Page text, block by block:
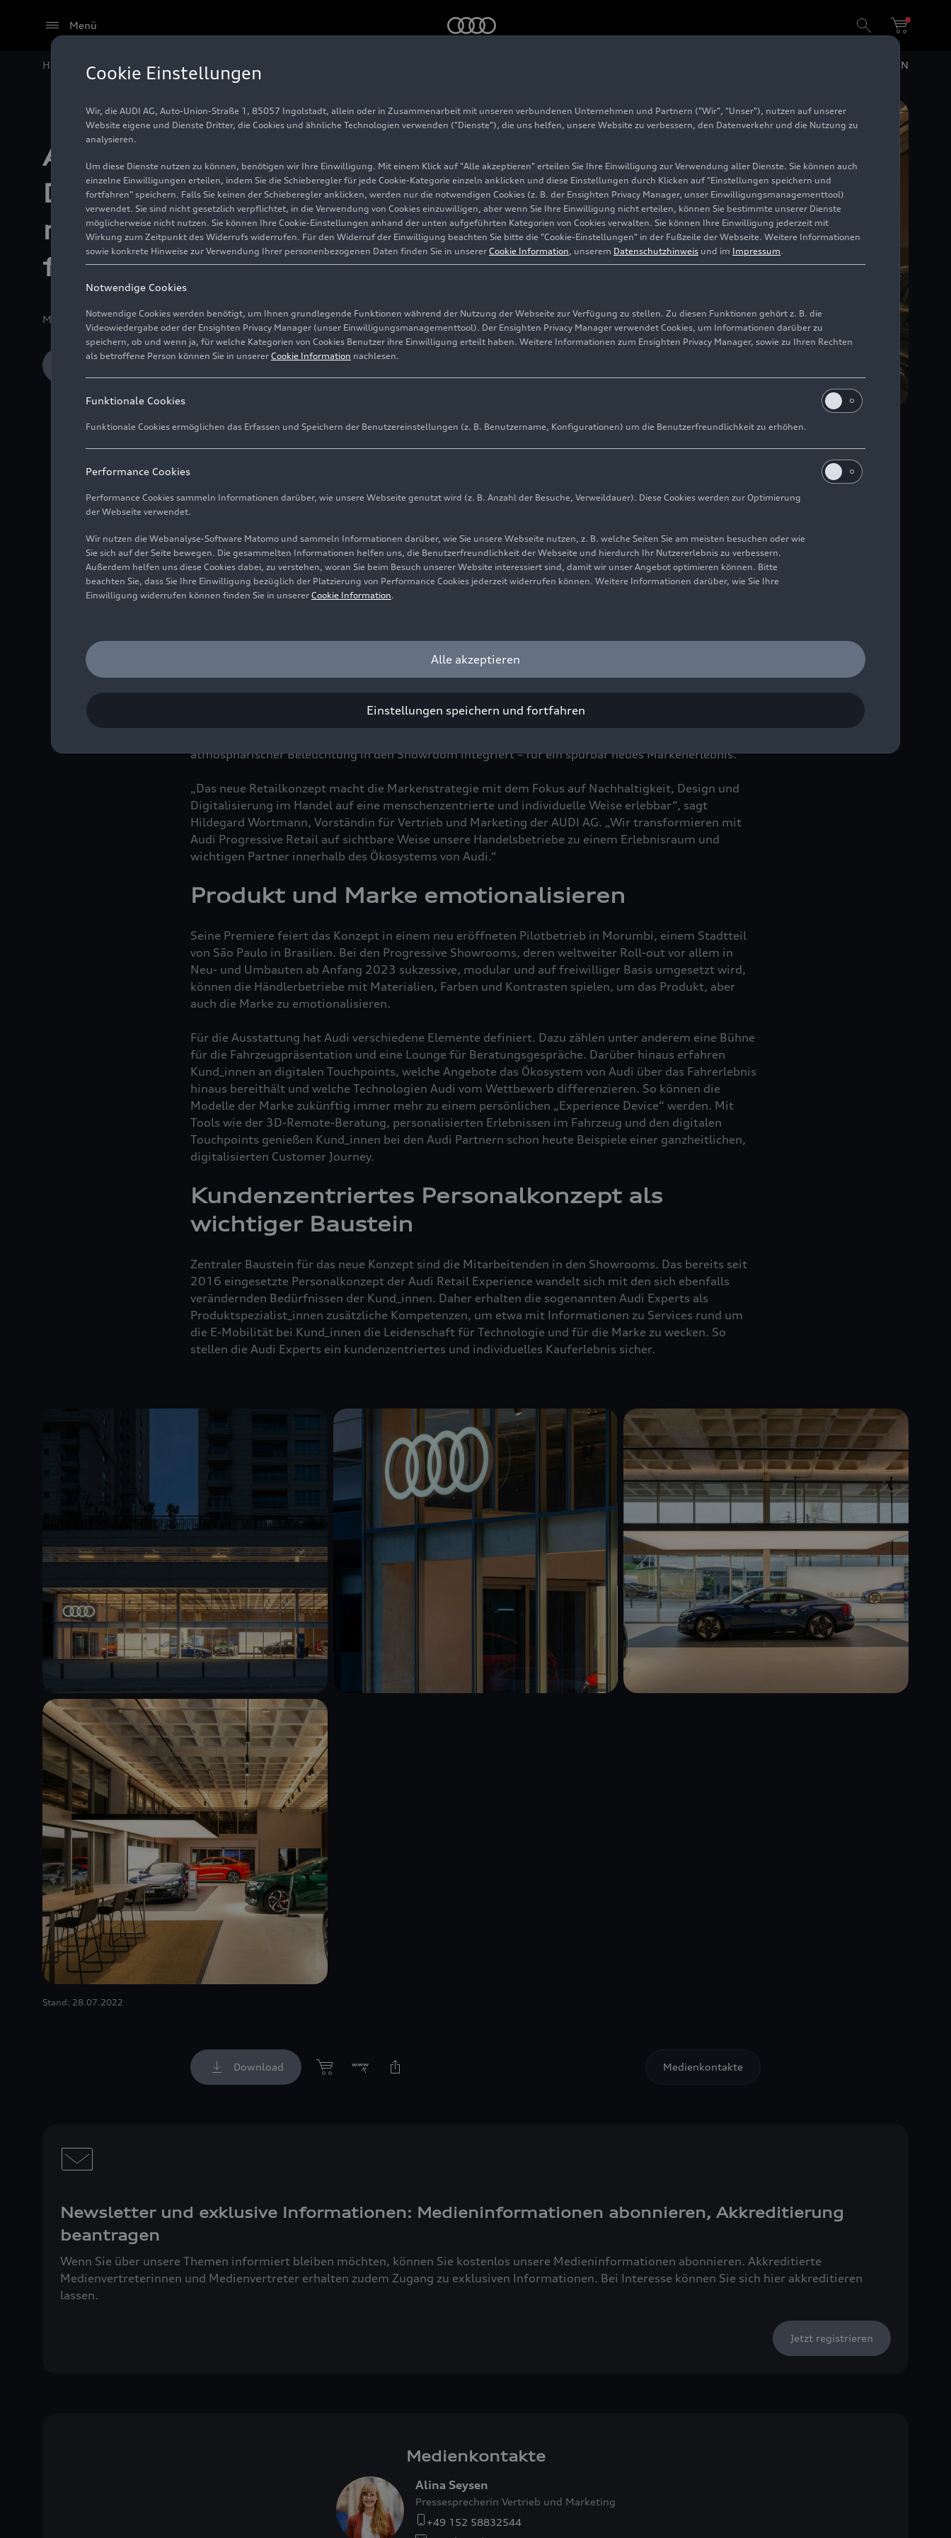
Menü
Home Audi Progressive Retail: Die Vier Ringe starten mit neuem Erlebniskonzept für Kund_innen EN
Audi Progressive Retail:
Die Vier Ringe starten mit
neuem Erlebniskonzept
für Kund_innen
Medieninformation 28.07.2022 Ingolstadt
Erster Audi Progressive Showroom in São Paulo in Brasilien eröffnet
Audi stellt in den Händlerbetrieben die Kund_innen noch konsequenter in den Mittelpunkt: mit einer
komplett neuen, einladenden und progressiven Showroom-Architektur, digitalen Erlebniselementen
Kein Counter und kein Tresen, stattdessen ein großer Begrüßungstisch, an dem die Mitarbeitenden des
Audi Progressive Showrooms die Kund_innen empfangen: Schon ab der Begrüßung sollen sich die
atmosphärischer Beleuchtung in den Showroom integriert – für ein spürbar neues Markenerlebnis.
„Das neue Retailkonzept macht die Markenstrategie mit dem Fokus auf Nachhaltigkeit, Design und
Digitalisierung im Handel auf eine menschenzentrierte und individuelle Weise erlebbar“, sagt
Hildegard Wortmann, Vorständin für Vertrieb und Marketing der AUDI AG. „Wir transformieren mit
Audi Progressive Retail auf sichtbare Weise unsere Handelsbetriebe zu einem Erlebnisraum und
wichtigen Partner innerhalb des Ökosystems von Audi.“
Produkt und Marke emotionalisieren
Seine Premiere feiert das Konzept in einem neu eröffneten Pilotbetrieb in Morumbi, einem Stadtteil
von São Paulo in Brasilien. Bei den Progressive Showrooms, deren weltweiter Roll-out vor allem in
Neu- und Umbauten ab Anfang 2023 sukzessive, modular und auf freiwilliger Basis umgesetzt wird,
können die Händlerbetriebe mit Materialien, Farben und Kontrasten spielen, um das Produkt, aber
auch die Marke zu emotionalisieren.
Für die Ausstattung hat Audi verschiedene Elemente definiert. Dazu zählen unter anderem eine Bühne
für die Fahrzeugpräsentation und eine Lounge für Beratungsgespräche. Darüber hinaus erfahren
Kund_innen an digitalen Touchpoints, welche Angebote das Ökosystem von Audi über das Fahrerlebnis
hinaus bereithält und welche Technologien Audi vom Wettbewerb differenzieren. So können die
Modelle der Marke zukünftig immer mehr zu einem persönlichen „Experience Device“ werden. Mit
Tools wie der 3D-Remote-Beratung, personalisierten Erlebnissen im Fahrzeug und den digitalen
Touchpoints genießen Kund_innen bei den Audi Partnern schon heute Beispiele einer ganzheitlichen,
digitalisierten Customer Journey.
Kundenzentriertes Personalkonzept als
wichtiger Baustein
Zentraler Baustein für das neue Konzept sind die Mitarbeitenden in den Showrooms. Das bereits seit
2016 eingesetzte Personalkonzept der Audi Retail Experience wandelt sich mit den sich ebenfalls
verändernden Bedürfnissen der Kund_innen. Daher erhalten die sogenannten Audi Experts als
Produktspezialist_innen zusätzliche Kompetenzen, um etwa mit Informationen zu Services rund um
die E-Mobilität bei Kund_innen die Leidenschaft für Technologie und für die Marke zu wecken. So
stellen die Audi Experts ein kundenzentriertes und individuelles Kauferlebnis sicher.
Stand: 28.07.2022
Download Medienkontakte
Newsletter und exklusive Informationen: Medieninformationen abonnieren, Akkreditierung
beantragen
Wenn Sie über unsere Themen informiert bleiben möchten, können Sie kostenlos unsere Medieninformationen abonnieren. Akkreditierte
Medienvertreterinnen und Medienvertreter erhalten zudem Zugang zu exklusiven Informationen. Bei Interesse können Sie sich hier akkreditieren
lassen.
Jetzt registrieren
Medienkontakte
Alina Seysen
Pressesprecherin Vertrieb und Marketing
+49 152 58832544
Cookie Einstellungen
Wir, die AUDI AG, Auto-Union-Straße 1, 85057 Ingolstadt, allein oder in Zusammenarbeit mit unseren verbundenen Unternehmen und Partnern ("Wir", "Unser"), nutzen auf unserer
Website eigene und Dienste Dritter, die Cookies und ähnliche Technologien verwenden ("Dienste"), die uns helfen, unsere Website zu verbessern, den Datenverkehr und die Nutzung zu
analysieren.
Um diese Dienste nutzen zu können, benötigen wir Ihre Einwilligung. Mit einem Klick auf "Alle akzeptieren" erteilen Sie Ihre Einwilligung zur Verwendung aller Dienste. Sie können auch
einzelne Einwilligungen erteilen, indem Sie die Schieberegler für jede Cookie-Kategorie einzeln anklicken und diese Einstellungen durch Klicken auf "Einstellungen speichern und
fortfahren" speichern. Falls Sie keinen der Schieberegler anklicken, werden nur die notwendigen Cookies (z. B. der Ensighten Privacy Manager, unser Einwilligungsmanagementtool)
verwendet. Sie sind nicht gesetzlich verpflichtet, in die Verwendung von Cookies einzuwilligen, aber wenn Sie Ihre Einwilligung nicht erteilen, können Sie bestimmte unserer Dienste
möglicherweise nicht nutzen. Sie können Ihre Cookie-Einstellungen anhand der unten aufgeführten Kategorien von Cookies verwalten. Sie können Ihre Einwilligung jederzeit mit
Wirkung zum Zeitpunkt des Widerrufs widerrufen. Für den Widerruf der Einwilligung beachten Sie bitte die "Cookie-Einstellungen" in der Fußzeile der Webseite. Weitere Informationen
sowie konkrete Hinweise zur Verwendung Ihrer personenbezogenen Daten finden Sie in unserer Cookie Information, unserem Datenschutzhinweis und im Impressum.
Notwendige Cookies
Notwendige Cookies werden benötigt, um Ihnen grundlegende Funktionen während der Nutzung der Webseite zur Verfügung zu stellen. Zu diesen Funktionen gehört z. B. die
Videowiedergabe oder der Ensighten Privacy Manager (unser Einwilligungsmanagementtool). Der Ensighten Privacy Manager verwendet Cookies, um Informationen darüber zu
speichern, ob und wenn ja, für welche Kategorien von Cookies Benutzer ihre Einwilligung erteilt haben. Weitere Informationen zum Ensighten Privacy Manager, sowie zu Ihren Rechten
als betroffene Person können Sie in unserer Cookie Information nachlesen.
Funktionale Cookies
Funktionale Cookies ermöglichen das Erfassen und Speichern der Benutzereinstellungen (z. B. Benutzername, Konfigurationen) um die Benutzerfreundlichkeit zu erhöhen.
Performance Cookies
Performance Cookies sammeln Informationen darüber, wie unsere Webseite genutzt wird (z. B. Anzahl der Besuche, Verweildauer). Diese Cookies werden zur Optimierung
der Webseite verwendet.
Wir nutzen die Webanalyse-Software Matomo und sammeln Informationen darüber, wie Sie unsere Webseite nutzen, z. B. welche Seiten Sie am meisten besuchen oder wie
Sie sich auf der Seite bewegen. Die gesammelten Informationen helfen uns, die Benutzerfreundlichkeit der Webseite und hierdurch Ihr Nutzererlebnis zu verbessern.
Außerdem helfen uns diese Cookies dabei, zu verstehen, woran Sie beim Besuch unserer Website interessiert sind, damit wir unser Angebot optimieren können. Bitte
beachten Sie, dass Sie Ihre Einwilligung bezüglich der Platzierung von Performance Cookies jederzeit widerrufen können. Weitere Informationen darüber, wie Sie Ihre
Einwilligung widerrufen können finden Sie in unserer Cookie Information.
Alle akzeptieren
Einstellungen speichern und fortfahren